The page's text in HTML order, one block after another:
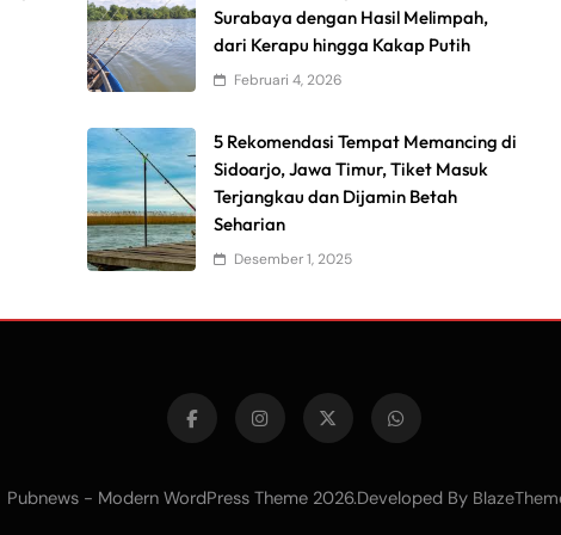
Surabaya dengan Hasil Melimpah,
dari Kerapu hingga Kakap Putih
Februari 4, 2026
5 Rekomendasi Tempat Memancing di
Sidoarjo, Jawa Timur, Tiket Masuk
Terjangkau dan Dijamin Betah
Seharian
Desember 1, 2025
Pubnews - Modern WordPress Theme 2026.Developed By